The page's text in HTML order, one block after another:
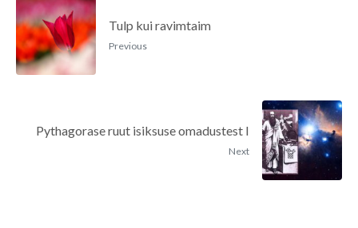
Tulp kui ravimtaim
Previous
Pythagorase ruut isiksuse omadustest I
Next